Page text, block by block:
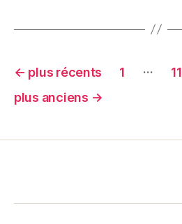
← plus récents 1 … 11
plus anciens →